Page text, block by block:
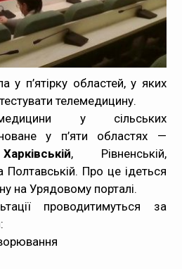
у п’ятірку областей, у яких
телемедицину.
у сільських
у п’яти областях —
Харківській, Рівненській,
Полтавській. Про це ідеться
на Урядовому порталі.
проводитимуться за